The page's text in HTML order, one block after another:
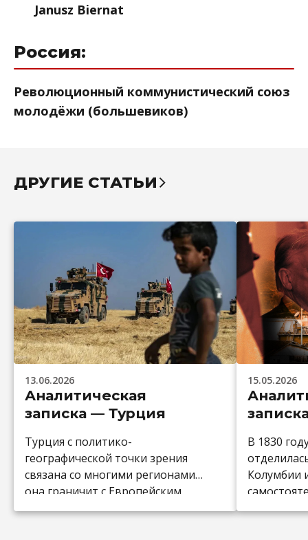
Janusz Biernat
Россия:
Революционный коммунистический союз
молодёжи (большевиков)
ДРУГИЕ СТАТЬИ
13.06.2026
Аналитическая
записка — Турция
Турция с политико-
географической точки зрения
связана со многими регионами:
она граничит с Европейским
Союзом; по другую сторону
15.05.2026
В 1830
Колумбии
С